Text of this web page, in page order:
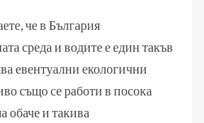
че в България
среда и водите е един такъв
евентуални екологични
също се работи в посока
обаче и такива